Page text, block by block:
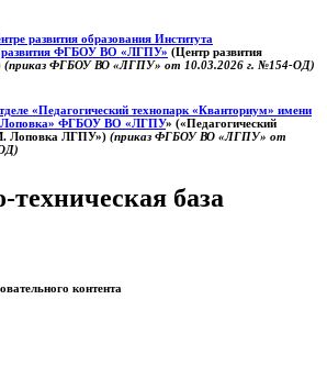
развития образования Института
развития ФГБОУ ВО «ЛГПУ» (Центр развития
(приказ ФГБОУ ВО «ЛГПУ» от 10.03.2026 г. №154-ОД)
«Педагогический технопарк «Кванториум» имени
ФГБОУ ВО «ЛГПУ» («Педагогический
Лоповка ЛГПУ») (приказ ФГБОУ ВО «ЛГПУ» от
база
контента